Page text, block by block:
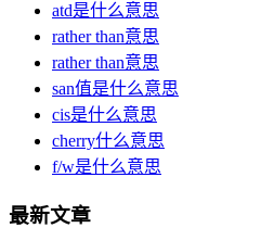
atd是什么意思
rather than意思
rather than意思
san值是什么意思
cis是什么意思
cherry什么意思
f/w是什么意思
最新文章